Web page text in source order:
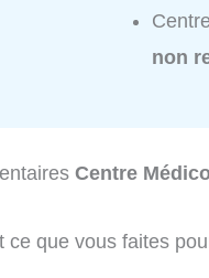
non
Centre
ce que vous faites